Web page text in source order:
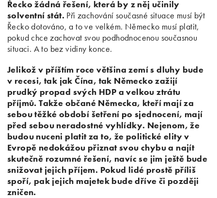
Řecko žádná řešení, která by z něj učinily
solventní stát. Při zachování současné situace musí být
Řecko dotováno, a to ve velkém. Německo musí platit,
pokud chce zachovat svou podhodnocenou současnou
situaci. A to bez vidiny konce.
Jelikož v příštím roce většina zemí s dluhy bude
v recesi, tak jak Čína, tak Německo zažijí
prudký propad svých HDP a velkou ztrátu
příjmů. Takže občané Německa, kteří mají za
sebou těžké období šetření po sjednocení, mají
před sebou neradostné vyhlídky. Nejenom, že
budou nuceni platit za to, že politické elity v
Evropě nedokážou přiznat svou chybu a najít
skutečně rozumné řešení, navíc se jim ještě bude
snižovat jejich příjem. Pokud lidé prostě příliš
spoří, pak jejich majetek bude dříve či později
zničen.